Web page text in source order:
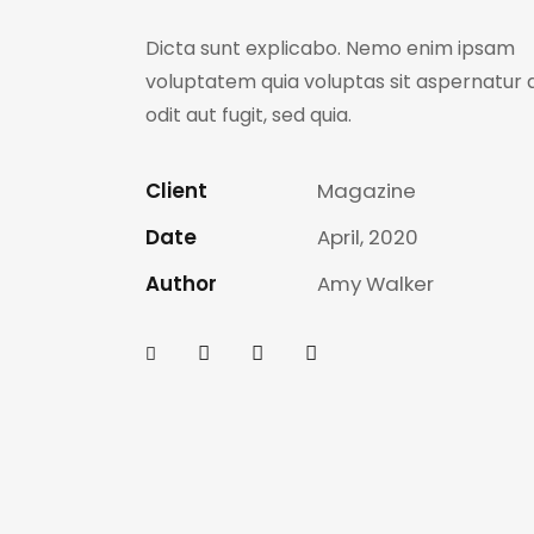
Dicta sunt explicabo. Nemo enim ipsam
voluptatem quia voluptas sit aspernatur
odit aut fugit, sed quia.
Client
Magazine
Date
April, 2020
Author
Amy Walker